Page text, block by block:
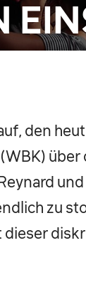
den
über
zu
dieser